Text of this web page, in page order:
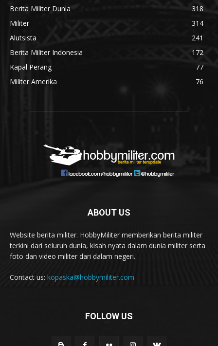
Berita Militer Dunia
318
Militer
314
Alutsista
241
Berita Militer Indonesia
172
Kapal Perang
77
Militer Amerika
76
ABOUT US
Website berita militer. HobbyMiliter memberikan berita militer
terkini dari seluruh dunia, kisah nyata dalam dunia militer serta
foto dan video militer dari dalam negeri.
Contact us: kopaska@hobbymiliter.com
FOLLOW US